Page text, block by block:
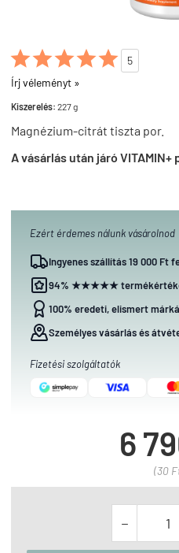

5
Írj véleményt »
Kiszerelés: 227 g
Magnézium-citrát tiszta por.
A vásárlás után járó VITAMIN+
Ezért érdemes nálunk vásárolnod
Ingyenes szállítás 19 000 Ft
94% ★★★★★
100% eredeti, elismert
Személyes vásárlás és
Fizetési szolgáltatók
6
(30
